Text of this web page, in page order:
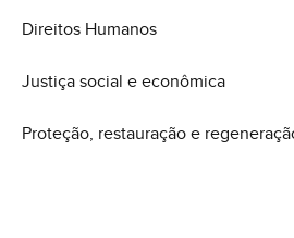
Direitos Humanos
Justiça social e econômica
Proteção, restauração e